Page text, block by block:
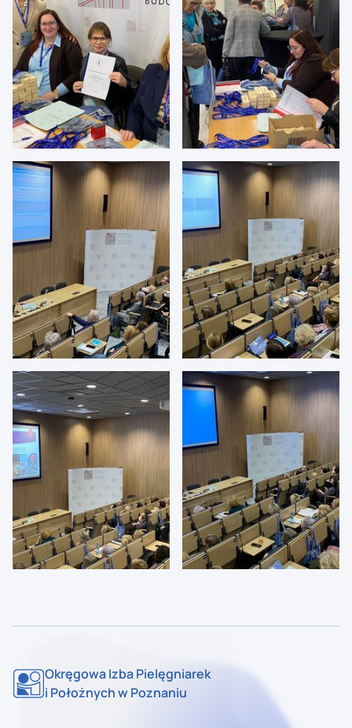
Okręgowa Izba Pielęgniarek
i Położnych w Poznaniu